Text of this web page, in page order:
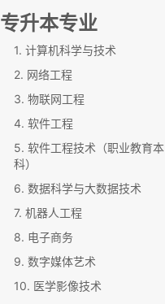
专升本专业
1. 计算机科学与技术
2. 网络工程
3. 物联网工程
4. 软件工程
5. 软件工程技术（职业教育本
科）
6. 数据科学与大数据技术
7. 机器人工程
8. 电子商务
9. 数字媒体艺术
10. 医学影像技术